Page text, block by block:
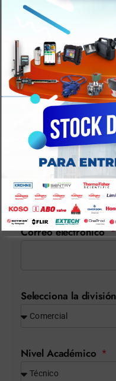
¿No
vacante
Adjuntanos tu hoja de
disponible que se
contigo.
Correo electrónico
Selecciona la división
Nivel Académico